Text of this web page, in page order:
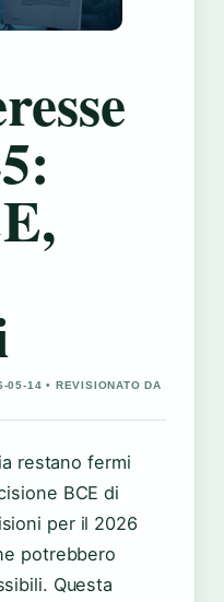
05-14 • REVISIONATO DA
restano fermi
BCE di
per il 2026
potrebbero
Questa